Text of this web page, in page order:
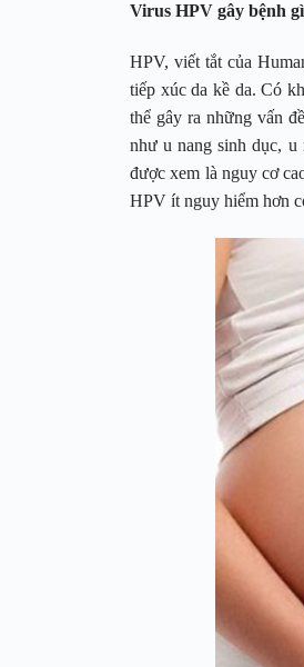
Virus HPV gây bệnh
HPV, viết tắt của
tiếp xúc da kề da. Có
thể gây ra những vấn
như u nang sinh dục, u
được xem là nguy cơ
HPV ít nguy hiểm hơn